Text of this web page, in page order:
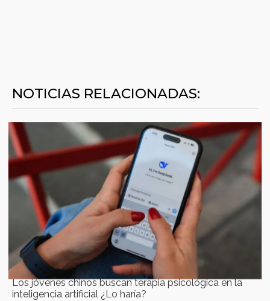
NOTICIAS RELACIONADAS:
Los jóvenes chinos buscan terapia psicológica en la
inteligencia artificial ¿Lo haría?